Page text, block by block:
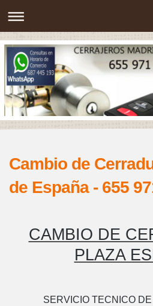
Cambio de
de España - 655
CAMBIO DE
PLAZA
SERVICIO TECNICO